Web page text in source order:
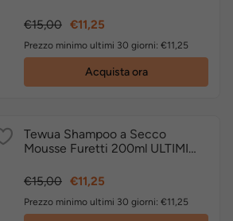
Prezzo
€15,00 Prezzo
€11,25
Prezzo minimo ultimi 30 giorni: €11,25
Acquista ora
Tewua Shampoo a Secco
Mousse Furetti 200ml ULTIMI
Prezzo
€15,00 Prezzo
€11,25
Prezzo minimo ultimi 30 giorni: €11,25